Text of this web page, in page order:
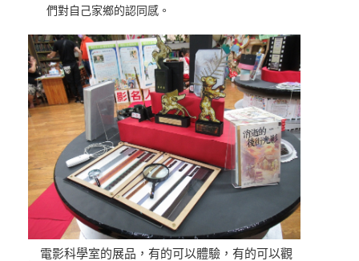
們對自己家鄉的認同感。
電影科學室的展品，有的可以體驗，有的可以觀